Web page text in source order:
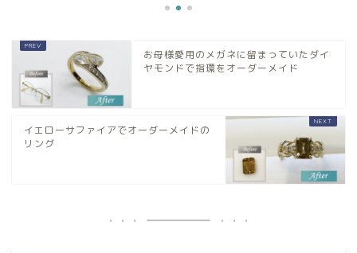
お母様愛用のメガネに留まっていたダイ
ヤモンドで指環をオーダーメイド
イエローサファイアでオーダーメイドの
リング